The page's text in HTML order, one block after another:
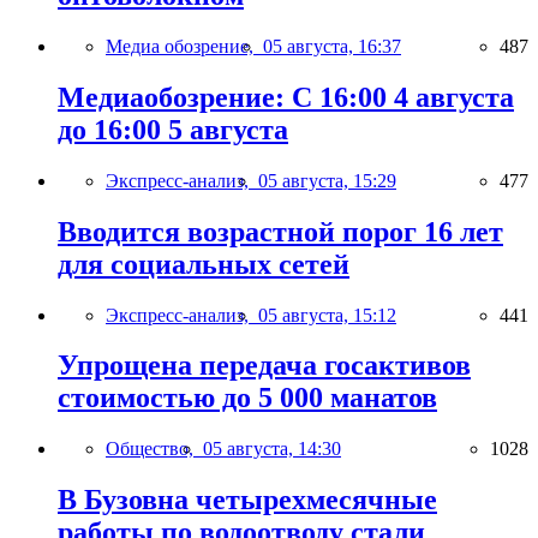
Медиа обозрение, 05 августа, 16:37 487
Медиаобозрение: С 16:00 4 августа
до 16:00 5 августа
Экспресс-анализ, 05 августа, 15:29 477
Вводится возрастной порог 16 лет
для социальных сетей
Экспресс-анализ, 05 августа, 15:12 441
Упрощена передача госактивов
стоимостью до 5 000 манатов
Общество, 05 августа, 14:30 1028
В Бузовна четырехмесячные